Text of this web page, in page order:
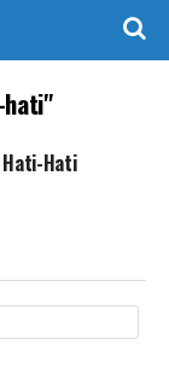
hati"
Hati-Hati